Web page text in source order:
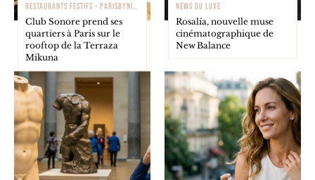
RESTAURANTS FESTIFS - PARISBYNIGHT
Club Sonore prend ses
quartiers à Paris sur le
rooftop de la Terraza
Mikuna
NEWS DU LUXE
Rosalía, nouvelle muse
cinématographique de
New Balance